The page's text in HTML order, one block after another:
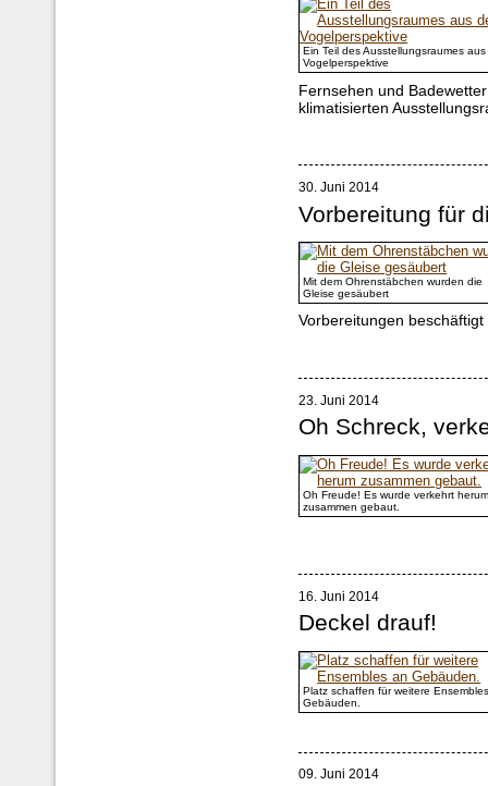
Ein Teil des Ausstellungsraumes
Vogelperspektive
Fernsehen und
klimatisierten
30. Juni 2014
Vorbereitung für
Mit dem Ohrenstäbchen wurden die
Gleise gesäubert
Vorbereitungen beschäftigt
23. Juni 2014
Oh Schreck,
Oh Freude! Es wurde verkehrt
zusammen gebaut.
16. Juni 2014
Deckel drauf!
Platz schaffen für weitere
Gebäuden.
09. Juni 2014